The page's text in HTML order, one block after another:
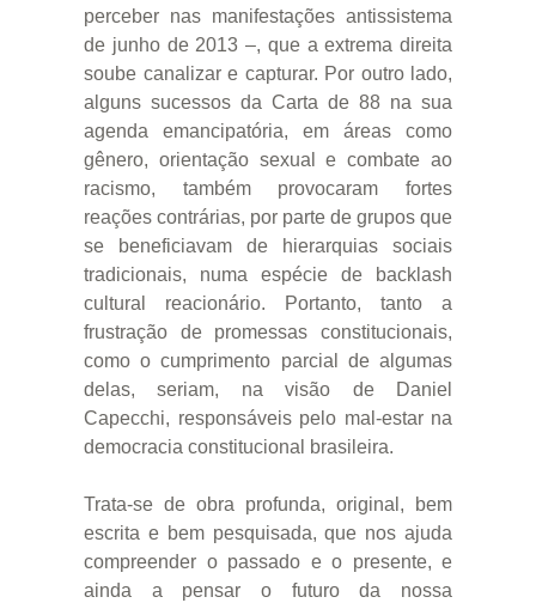
perceber nas manifestações antissistema
de junho de 2013 –, que a extrema direita
soube canalizar e capturar. Por outro lado,
alguns sucessos da Carta de 88 na sua
agenda emancipatória, em áreas como
gênero, orientação sexual e combate ao
racismo, também provocaram fortes
reações contrárias, por parte de grupos que
se beneficiavam de hierarquias sociais
tradicionais, numa espécie de backlash
cultural reacionário. Portanto, tanto a
frustração de promessas constitucionais,
como o cumprimento parcial de algumas
delas, seriam, na visão de Daniel
Capecchi, responsáveis pelo mal-estar na
democracia constitucional brasileira.
Trata-se de obra profunda, original, bem
escrita e bem pesquisada, que nos ajuda
compreender o passado e o presente, e
ainda a pensar o futuro da nossa